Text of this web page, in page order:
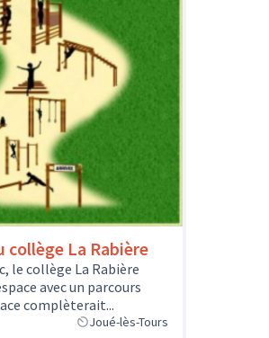
collège La Rabière
le collège La Rabière
avec un parcours
complèterait...
Joué-lès-Tours